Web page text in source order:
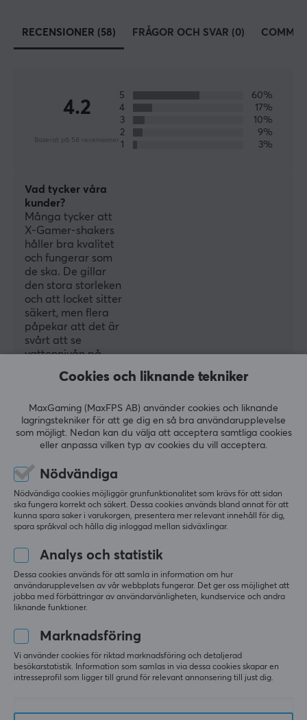
RECENSIONER (58) FRÅGOR OCH SVAR (0)
4.2
Baserat på 58 recensioner
5
60%
4
17%
3
10%
2
9%
1
3%
Vad tycker våra
kunder?
Många tycker att
X-Gamer-shakers
håller bra kvalitet
och fungerar som
de ska. De gillar
den stora storleken
och att locket sitter
säkert, men flera
påpekar att det är
svårt att se
vattennivån på
är svåra att tyda
och locket är inte
alltid helt tätt.
Enkelt att rengöra
för hand och skakar
drycker väl.
Sammanfattat med AI av GAMIFIERA.®
LÄMNA RECENSION
Relevans
Alla recensioner
Level 11
Sazzy Commander
PC
Drick ba
och har fortfarande kvar all print, vilket inte är
Cookies och liknande tekniker
MaxGaming (MaxFPS AB) använder cookies och liknande
lagringstekniker för att ge dig en så bra användarupplevelse
som möjligt. Nedan kan du välja att acceptera samtliga cookies
eller anpassa vilken typ av cookies du vill acceptera.
Nödvändiga
Nödvändiga cookies möjliggör grunfunktionalitet som krävs för att sidan
ska fungera korrekt och säkert. Dessa cookies används bland annat för att
kunna spara saker i varukorgen, presentera mer relevant innehåll för dig,
spara språkval och hålla dig inloggad mellan sidväxlingar.
Analys och statistik
Dessa cookies används för att samla in information om hur
användarupplevelsen av vår webbplats fungerar. Det ger oss möjlighet att
jobba med förbättringar av användarvänligheten, kundservice och andra
liknande funktioner.
Marknadsföring
Vi använder cookies för riktad marknadsföring och detaljerad
besökarstatistik. Information som samlas in via dessa cookies skapar en
intresseprofil som ligger till grund för relevant annonsering till just dig.